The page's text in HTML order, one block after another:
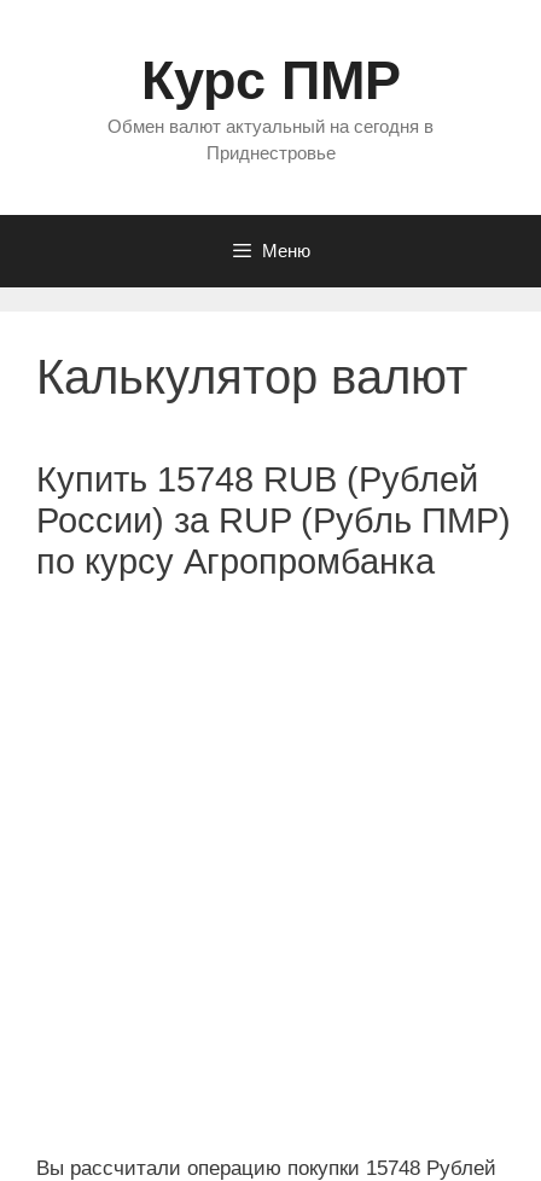
Курс ПМР
Обмен валют актуальный на сегодня в
Приднестровье
Меню
Калькулятор валют
Купить 15748 RUB (Рублей
России) за RUP (Рубль ПМР)
по курсу Агропромбанка
Вы рассчитали операцию покупки 15748 Рублей